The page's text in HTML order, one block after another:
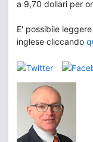
a 9,70 dollari per
E' possibile
inglese cliccando